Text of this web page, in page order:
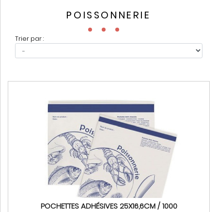
POISSONNERIE
Trier par :
POCHETTES ADHÉSIVES 25X16,6CM / 1000